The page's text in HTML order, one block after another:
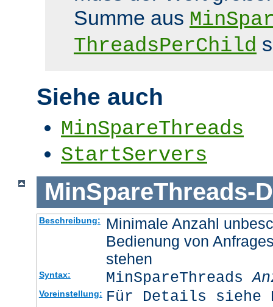
Summe aus
ThreadsPerChild
Siehe auch
MinSpareThreads
StartServers
MinSpareThreads-
Beschreibung:
Minimale Anzahl
Bedienung von
stehen
Syntax: MinSpareThreads
Voreinstellung: Für Details siehe